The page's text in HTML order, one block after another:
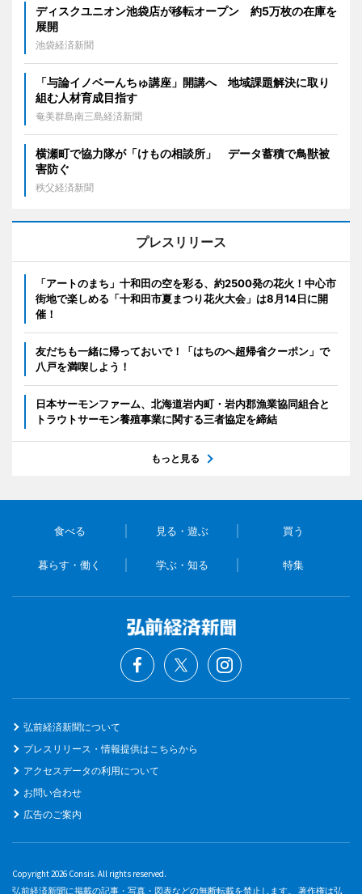
ディスクユニオン池袋店が移転オープン 約5万枚の在庫を
展開
池袋経済新聞
「与論イノベーんちゅ講座」開講へ 地域課題解決に取り
組む人材育成目指す
奄美群島南三島経済新聞
横瀬町で協力隊が「けもの相談所」 データ蓄積で鳥獣被
害防ぐ
秩父経済新聞
プレスリリース
「アートのまち」十和田の空を彩る、約2500発の花火！中心市
街地で楽しめる「十和田市夏まつり花火大会」は8月14日に開
催！
友だちも一緒に帰っておいで！「はちのへ超帰省クーポン」で
八戸を満喫しよう！
日本サーモンファーム、北海道岩内町・岩内郡漁業協同組合と
トラウトサーモン養殖事業に関する三者協定を締結
もっと見る
食べる 見る・遊ぶ 買う
暮らす・働く 学ぶ・知る 特集
弘前経済新聞について
プレスリリース・情報提供はこちらから
アクセスデータの利用について
お問い合わせ
広告のご案内
Copyright 2026 Consis. All rights reserved.
弘前経済新聞に掲載の記事・写真・図表などの無断転載を禁止します。 著作権は弘